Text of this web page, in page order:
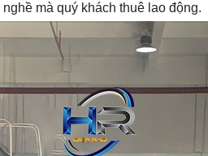
mà quý khách thuê lao động.